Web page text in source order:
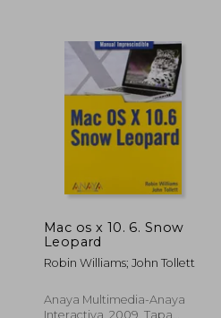
Mac os x 10. 6. Snow
Leopard
Robin Williams; John Tollett
Anaya Multimedia-Anaya
Interactiva, 2009, Tapa